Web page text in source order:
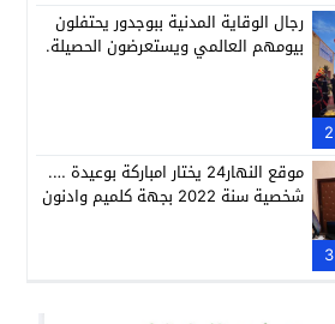
2
رجال الوقاية المدنية ببوجدور يحتفلون
بيومهم العالمي ويستعرضون الحصيلة.
3
موقع النهار24 يختار امباركة بوعيدة ….
شخصية سنة 2022 بجهة كلميم وادنون